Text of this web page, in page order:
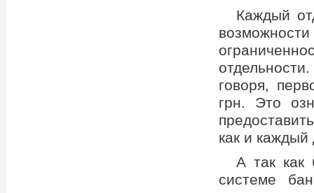
Каждый
говоря,
грн. Это
как и каждый
А так как
системе